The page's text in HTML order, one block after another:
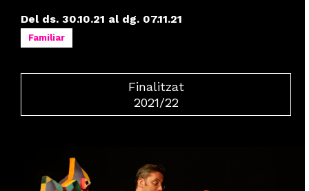
Del ds. 30.10.21 al dg. 07.11.21
Familiar
Finalitzat
2021/22